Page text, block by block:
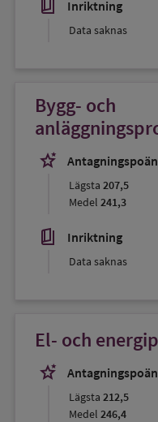
book_5 Inriktning
Data saknas
Bygg- och
stars_2
Lägsta 207,5
Medel 241,3
book_5 Inriktning
Data saknas
El- och
stars_2
Lägsta 212,5
Medel 246,4